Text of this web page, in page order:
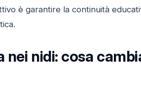
è garantire la continuità
nei nidi: cosa